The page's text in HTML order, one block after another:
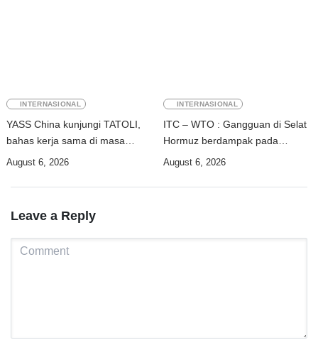
INTERNASIONAL
YASS China kunjungi TATOLI,
bahas kerja sama di masa
depan
August 6, 2026
INTERNASIONAL
ITC – WTO : Gangguan di Selat
Hormuz berdampak pada
perdagangan energi, pupuk, dan
August 6, 2026
Leave a Reply